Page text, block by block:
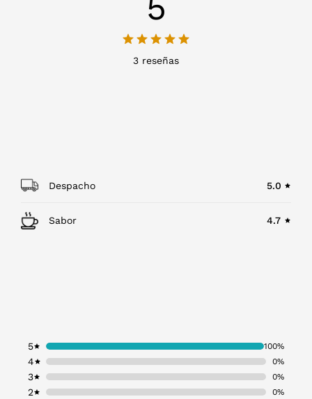
3 reseñas
Despacho 5.0
Sabor 4.7
2 0%
3 0%
4 0%
5 100%